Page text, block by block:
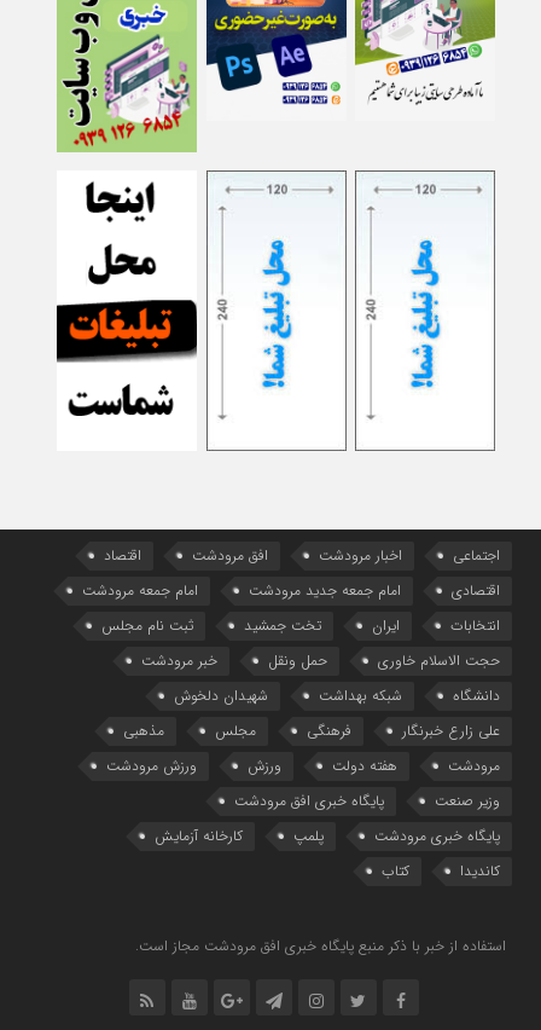
اجتماعی اخبار مرودشت افق مرودشت
اقتصاد
اقتصادی
امام جمعه جدید مرودشت
امام جمعه مرودشت
انتخابات
ایران تخت جمشید
ثبت نام مجلس
حجت الاسلام خاوری
حمل ونقل
خبر مرودشت
دانشگاه
شبکه بهداشت
شهیدان دلخوش
علی زارع خبرنگار
فرهنگی مجلس
مذهبی
مرودشت
هفته دولت ورزش
ورزش مرودشت
وزیر صنعت
پایگاه خبری افق مرودشت
پایگاه خبری مرودشت
پلمپ
کارخانه آزمایش
کاندیدا
کتاب
استفاده از خبر با ذکر منبع پایگاه خبری افق مرودشت مجاز است.